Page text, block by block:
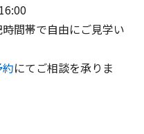
間帯で自由にご見学い
にてご相談を承りま